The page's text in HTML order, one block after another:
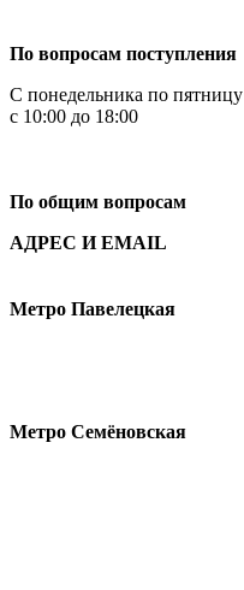
По вопросам поступления
С понедельника по пятницу
с 10:00 до 18:00
По общим вопросам
АДРЕС И EMAIL
Метро Павелецкая
Метро Семёновская